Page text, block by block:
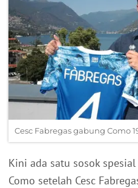
Cesc Fabregas gabung Como
Kini ada satu sosok
Como setelah Cesc